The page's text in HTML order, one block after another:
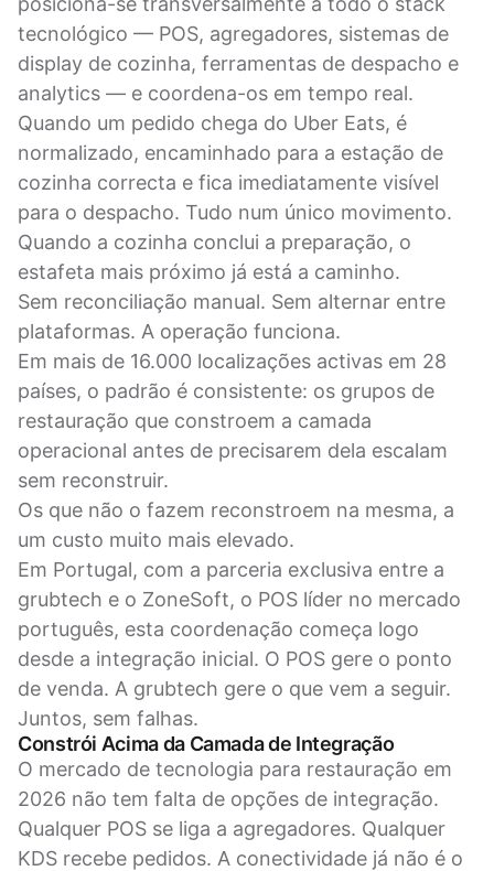
tecnológico — POS, agregadores, sistemas de
display de cozinha, ferramentas de despacho e
analytics — e coordena-os em tempo real.
Quando um pedido chega do Uber Eats, é
normalizado, encaminhado para a estação de
cozinha correcta e fica imediatamente visível
para o despacho. Tudo num único movimento.
Quando a cozinha conclui a preparação, o
estafeta mais próximo já está a caminho.
Sem reconciliação manual. Sem alternar entre
plataformas. A operação funciona.
Em mais de 16.000 localizações activas em 28
países, o padrão é consistente: os grupos de
restauração que constroem a camada
operacional antes de precisarem dela escalam
sem reconstruir.
Os que não o fazem reconstroem na mesma, a
um custo muito mais elevado.
Em Portugal, com a parceria exclusiva entre a
grubtech e o ZoneSoft, o POS líder no mercado
português, esta coordenação começa logo
desde a integração inicial. O POS gere o ponto
de venda. A grubtech gere o que vem a seguir.
Juntos, sem falhas.
Constrói Acima da Camada de Integração
O mercado de tecnologia para restauração em
2026 não tem falta de opções de integração.
Qualquer POS se liga a agregadores. Qualquer
KDS recebe pedidos. A conectividade já não é o